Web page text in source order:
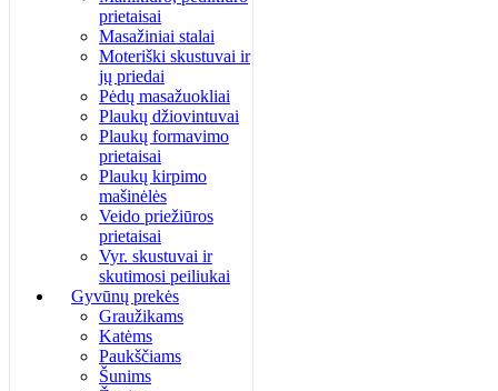
prietaisai
Masažiniai stalai
Moteriški skustuvai ir
jų priedai
Pėdų masažuokliai
Plaukų džiovintuvai
Plaukų formavimo
prietaisai
Plaukų kirpimo
mašinėlės
Veido priežiūros
prietaisai
Vyr. skustuvai ir
skutimosi peiliukai
Gyvūnų prekės
Graužikams
Katėms
Paukščiams
Šunims